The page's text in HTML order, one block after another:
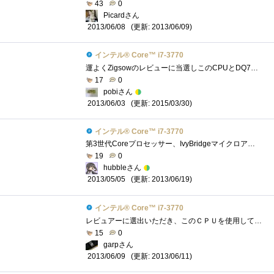
43
0
Picardさん
2013/06/08
(更新: 2013/06/09)
インテル® Core™ i7-3770
17
0
pobiさん
2013/06/03
(更新: 2015/03/30)
インテル® Core™ i7-3770
19
0
hubbleさん
2013/05/05
(更新: 2013/06/19)
インテル® Core™ i7-3770
15
0
garpさん
2013/06/09
(更新: 2013/06/11)